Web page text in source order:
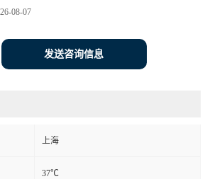
08-07
发送咨询信息
上海
37℃